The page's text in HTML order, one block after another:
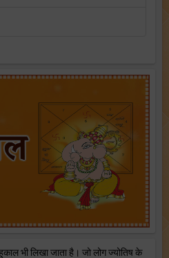
भी लिखा जाता है। जो लोग ज्योतिष के